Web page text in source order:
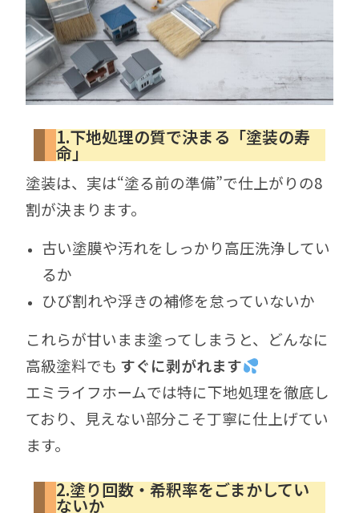
1.下地処理の質で決まる「塗装の寿
命」
塗装は、実は“塗る前の準備”で仕上がりの8
割が決まります。
古い塗膜や汚れをしっかり高圧洗浄してい
るか
ひび割れや浮きの補修を怠っていないか
これらが甘いまま塗ってしまうと、どんなに
高級塗料でも すぐに剥がれます
エミライフホームでは特に下地処理を徹底し
ており、見えない部分こそ丁寧に仕上げてい
ます。
2.塗り回数・希釈率をごまかしてい
ないか